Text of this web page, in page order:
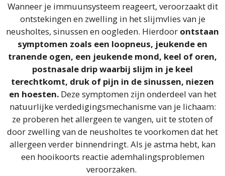
Wanneer je immuunsysteem reageert, veroorzaakt dit
ontstekingen en zwelling in het slijmvlies van je
neusholtes, sinussen en oogleden. Hierdoor ontstaan
symptomen zoals een loopneus, jeukende en
tranende ogen, een jeukende mond, keel of oren,
postnasale drip waarbij slijm in je keel
terechtkomt, druk of pijn in de sinussen, niezen
en hoesten.Deze symptomen zijn onderdeel van het
natuurlijke verdedigingsmechanisme van je lichaam:
ze proberen het allergeen te vangen, uit te stoten of
door zwelling van de neusholtes te voorkomen dat het
allergeen verder binnendringt. Als je astma hebt, kan
een hooikoorts reactie ademhalingsproblemen
veroorzaken.